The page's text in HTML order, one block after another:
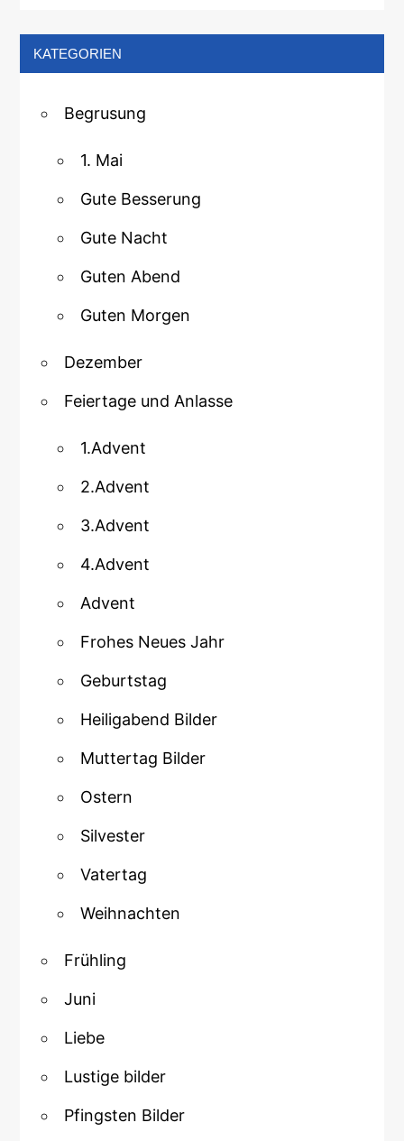
KATEGORIEN
Begrusung
1. Mai
Gute Besserung
Gute Nacht
Guten Abend
Guten Morgen
Dezember
Feiertage und Anlasse
1.Advent
2.Advent
3.Advent
4.Advent
Advent
Frohes Neues Jahr
Geburtstag
Heiligabend Bilder
Muttertag Bilder
Ostern
Silvester
Vatertag
Weihnachten
Frühling
Juni
Liebe
Lustige bilder
Pfingsten Bilder